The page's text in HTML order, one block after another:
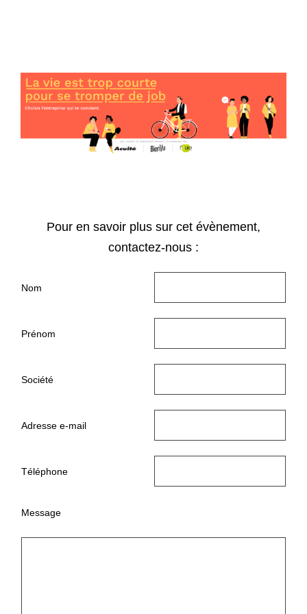
Pour en savoir plus sur cet évènement,
contactez-nous :
Nom
Prénom
Société
Adresse e-mail
Téléphone
Message